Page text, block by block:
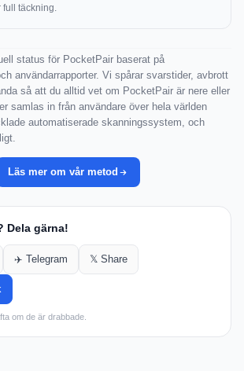
full täckning.
status för PocketPair baserat på
användarrapporter. Vi spårar svarstider, avbrott
så att du alltid vet om PocketPair är nere eller
samlas in från användare över hela världen
automatiserade skanningssystem, och
Läs mer om vår metod
Dela gärna!
✈️ Telegram 𝕏 Share
om de är drabbade.